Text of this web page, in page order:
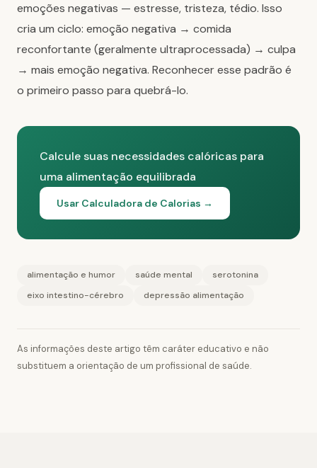
emoções negativas — estresse, tristeza, tédio. Isso
cria um ciclo: emoção negativa → comida
reconfortante (geralmente ultraprocessada) → culpa
→ mais emoção negativa. Reconhecer esse padrão é
o primeiro passo para quebrá-lo.
Calcule suas necessidades calóricas para
uma alimentação equilibrada
Usar Calculadora de Calorias →
alimentação e humor saúde mental
serotonina
eixo intestino-cérebro
depressão alimentação
As informações deste artigo têm caráter educativo e não
substituem a orientação de um profissional de saúde.